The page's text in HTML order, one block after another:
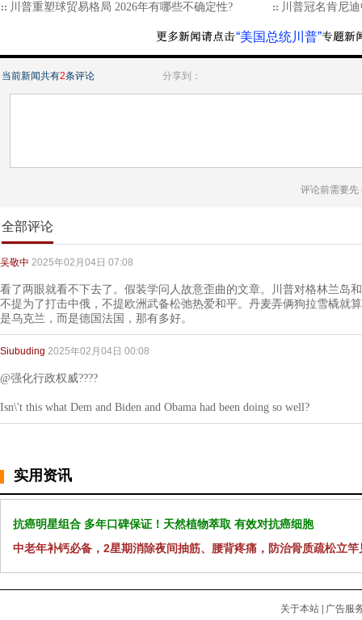
川普重塑球贸易格局 2026年有哪些不确定性?
川普冠名肯尼
“美国总统川普”
当前新闻共有2条评论 分享到：
评论前需要先
全部评论
吴敬中 2025年02月04日 07:08
看了两眼就看不下去了。假装学问人故意歪曲的文章。川普对格林兰岛
不提为了打击中俄，不提欧洲武备松弛热爱和平。丹麦弄俩狗拉雪橇就
是乌克兰，而是德国法国，那有多好。
Siubuding 2025年02月04日 00:08
@强化行政权威????
Isn\'t this what Dem and Biden and Obama had been doing so well?
实用资讯
抗癌明星组合 多年口碑保证！天然植物萃取 有效对抗癌细胞
中老年补钙必备，2星期消除夜间抽筋、腰背疼痛，防治骨质疏松立竿
关于本站
广告服